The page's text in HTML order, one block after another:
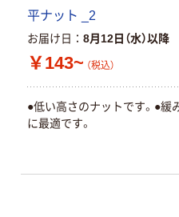
平ナット _2
お届け日 8月12日（水）以降
￥143~ （税込）
●低い高さのナットです。●緩
に最適です。